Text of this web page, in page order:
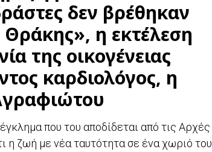
δεν βρέθηκαν
η εκτέλεση
της οικογένειας
καρδιολόγος, η
που του αποδίδεται από τις Αρχές
η ζωή με νέα ταυτότητα σε ένα χωριό του